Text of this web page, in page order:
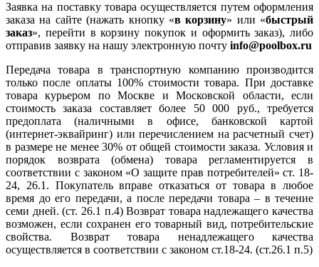
Заявка на поставку товара осуществляется путем оформления
заказа на сайте (нажать кнопку «в корзину» или «быстрый
заказ», перейти в корзину покупок и оформить заказ), либо
отправив заявку на нашу электронную почту info@poolbox.ru
Передача товара в транспортную компанию производится
только после оплаты 100% стоимости товара. При доставке
товара курьером по Москве и Московской области, если
стоимость заказа составляет более 50 000 руб., требуется
предоплата (наличными в офисе, банковской картой
(интернет-эквайринг) или перечислением на расчетный счет)
в размере не менее 30% от общей стоимости заказа. Условия и
порядок возврата (обмена) товара регламентируется в
соответствии с законом «О защите прав потребителей» ст. 18-
24, 26.1. Покупатель вправе отказаться от товара в любое
время до его передачи, а после передачи товара – в течение
семи дней. (ст. 26.1 п.4) Возврат товара надлежащего качества
возможен, если сохранен его товарный вид, потребительские
свойства. Возврат товара ненадлежащего качества
осуществляется в соответствии с законом ст.18-24. (ст.26.1 п.5)